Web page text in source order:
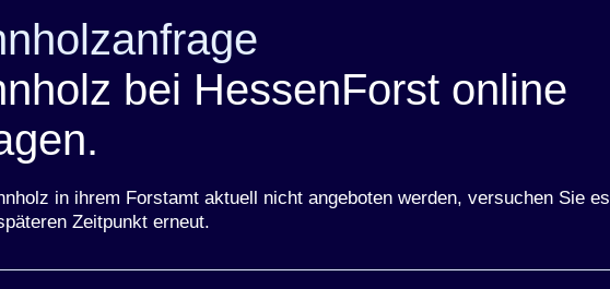
bei HessenForst online
in ihrem Forstamt aktuell nicht angeboten werden, versuchen Sie es
Zeitpunkt erneut.